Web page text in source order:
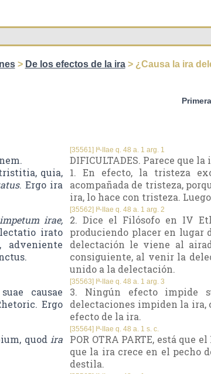
> De los efectos de la ira> ¿Causa la ira
quia,
. Ergo ira
[35561] Iª-IIae q. 48 a. 1 arg. 1
DIFICULTADES. Parece que
1. En efecto, la tristeza
acompañada de tristeza,
ira, lo hace con tristeza.
irae,
irato
[35562] Iª-IIae q. 48 a. 1 arg. 2
2. Dice el Filósofo en IV
produciendo placer en lugar
delectación le viene al
consiguiente, al venir la
unido a la delectación.
causae
Ergo
[35563] Iª-IIae q. 48 a. 1 arg. 3
3. Ningún efecto impide
delectaciones impiden la ira,
efecto de la ira.
quod ira
[35564] Iª-IIae q. 48 a. 1 s. c.
POR OTRA PARTE, está que
que la ira crece en el pecho
destila.